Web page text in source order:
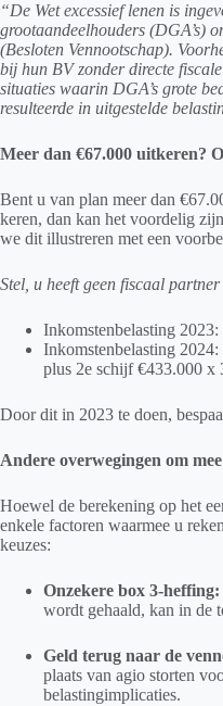
“De Wet excessief lenen is
grootaandeelhouders (DGA’s)
(Besloten Vennootschap).
bij hun BV zonder directe
situaties waarin DGA’s grote
resulteerde in uitgestelde
Meer dan €67.000 uitkeren?
Bent u van plan meer dan
keren, dan kan het voordelig
we dit illustreren met een
Stel, u heeft geen fiscaal
Inkomstenbelasting
Inkomstenbelasting
plus 2e schijf €433.000 x
Door dit in 2023 te doen,
Andere overwegingen om
Hoewel de berekening op het
enkele factoren waarmee u
keuzes:
Onzekere box 3-heffing:
wordt gehaald, kan in de
Geld terug naar de
plaats van agio storten
belastingimplicaties.